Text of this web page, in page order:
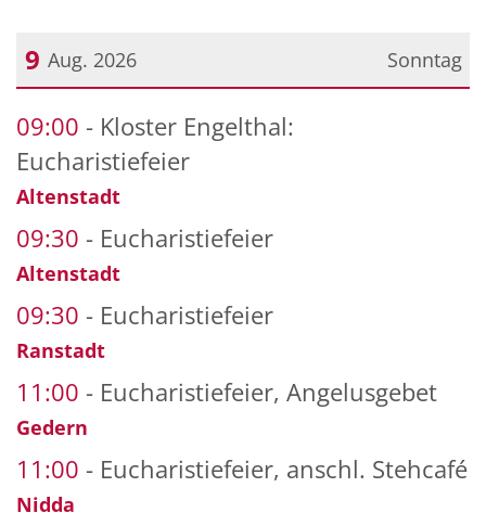
Sonntag
9 Aug. 2026
09:00
Kloster Engelthal:
Eucharistiefeier
Altenstadt
09:30 Eucharistiefeier
Altenstadt
09:30 Eucharistiefeier
Ranstadt
11:00 Eucharistiefeier, Angelusgebet
Gedern
11:00 Eucharistiefeier, anschl. Stehcafé
Nidda